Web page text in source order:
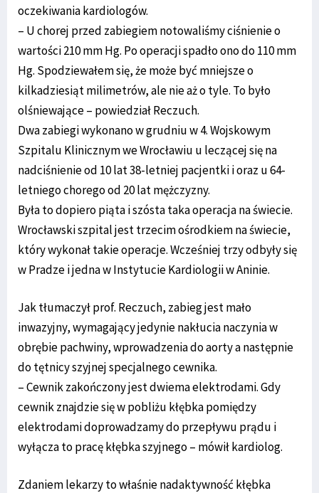
oczekiwania kardiologów.
– U chorej przed zabiegiem notowaliśmy ciśnienie o
wartości 210 mm Hg. Po operacji spadło ono do 110 mm
Hg. Spodziewałem się, że może być mniejsze o
kilkadziesiąt milimetrów, ale nie aż o tyle. To było
olśniewające – powiedział Reczuch.
Dwa zabiegi wykonano w grudniu w 4. Wojskowym
Szpitalu Klinicznym we Wrocławiu u leczącej się na
nadciśnienie od 10 lat 38-letniej pacjentki i oraz u 64-
letniego chorego od 20 lat mężczyzny.
Była to dopiero piąta i szósta taka operacja na świecie.
Wrocławski szpital jest trzecim ośrodkiem na świecie,
który wykonał takie operacje. Wcześniej trzy odbyły się
w Pradze i jedna w Instytucie Kardiologii w Aninie.
Jak tłumaczył prof. Reczuch, zabieg jest mało
inwazyjny, wymagający jedynie nakłucia naczynia w
obrębie pachwiny, wprowadzenia do aorty a następnie
do tętnicy szyjnej specjalnego cewnika.
– Cewnik zakończony jest dwiema elektrodami. Gdy
cewnik znajdzie się w pobliżu kłębka pomiędzy
elektrodami doprowadzamy do przepływu prądu i
wyłącza to pracę kłębka szyjnego – mówił kardiolog.
Zdaniem lekarzy to właśnie nadaktywność kłębka